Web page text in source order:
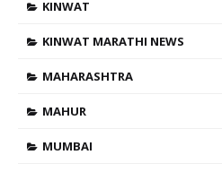
KINWAT
KINWAT MARATHI NEWS
MAHARASHTRA
MAHUR
MUMBAI